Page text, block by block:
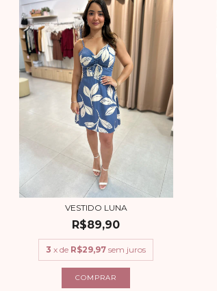
VESTIDO LUNA
R$89,90
3 x de R$29,97 sem juros
COMPRAR